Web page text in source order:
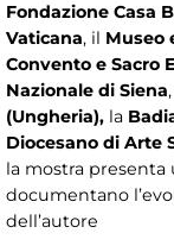
Fondazione Casa
Vaticana, il Museo
Convento e Sacro
Nazionale di Siena
(Ungheria), la
Diocesano di Arte
la mostra presenta
documentano
dell’autore